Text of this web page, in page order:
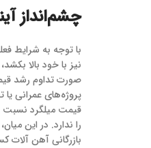
چشم‌انداز
با توجه به شرایط
نیز با خود بالا
صورت تداوم رشد
پروژه‌های عمرانی
قیمت میلگرد نسبت
را ندارد. در این
بازرگانی آهن آلات